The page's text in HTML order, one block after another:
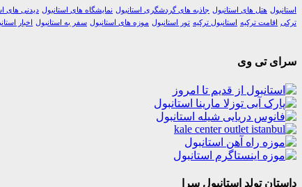
استانبول هتل های استانبول جاذبه های گردشگری استانبول نمایشگاه های استانبول دیدنی های
ترکی
اقامت ترکیه استانبول ترکیه تور استانبول موزه های استانبول سفر به استانبول اخبار
سرای تی وی
داستان تولد استانبول سرا